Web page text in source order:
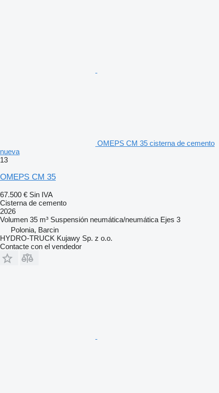
OMEPS CM 35 cisterna de cemento
nueva
13
OMEPS CM 35
67.500 € Sin IVA
Cisterna de cemento
2026
Volumen 35 m³ Suspensión neumática/neumática Ejes 3
Polonia, Barcin
HYDRO-TRUCK Kujawy Sp. z o.o.
Contacte con el vendedor